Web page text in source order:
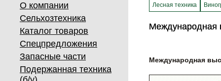
О компании
Сельхозтехника
Каталог товаров
Спецпредложения
Запасные части
Подержанная техника
Лесная техника
Международная
Международная
Международная